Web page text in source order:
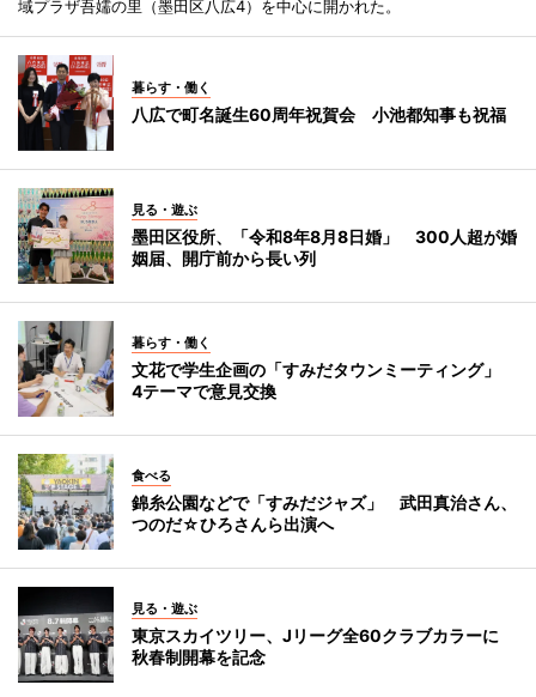
域プラザ吾嬬の里（墨田区八広4）を中心に開かれた。
暮らす・働く
八広で町名誕生60周年祝賀会 小池都知事も祝福
見る・遊ぶ
墨田区役所、「令和8年8月8日婚」 300人超が婚
姻届、開庁前から長い列
暮らす・働く
文花で学生企画の「すみだタウンミーティング」
4テーマで意見交換
食べる
錦糸公園などで「すみだジャズ」 武田真治さん、
つのだ☆ひろさんら出演へ
見る・遊ぶ
東京スカイツリー、Jリーグ全60クラブカラーに
秋春制開幕を記念